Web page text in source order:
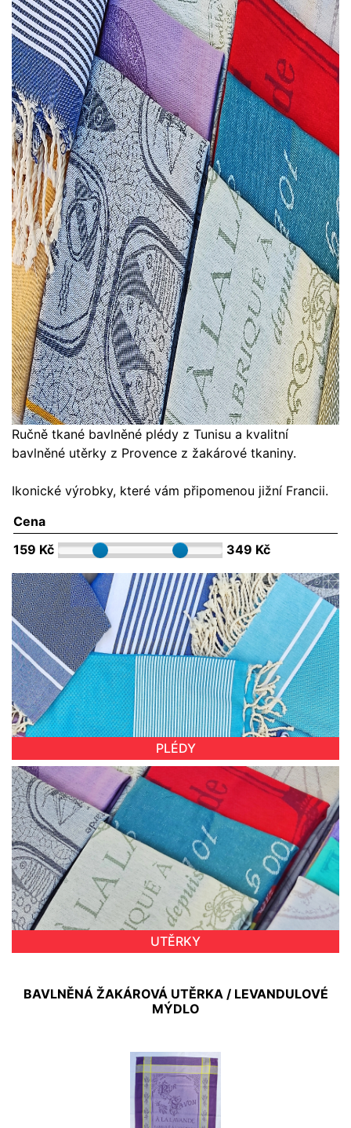
Ručně tkané bavlněné plédy z Tunisu a kvalitní
bavlněné utěrky z Provence z žakárové tkaniny.
Ikonické výrobky, které vám připomenou jižní Francii.
Cena
159 Kč
349 Kč
PLÉDY
UTĚRKY
BAVLNĚNÁ ŽAKÁROVÁ UTĚRKA / LEVANDULOVÉ
MÝDLO